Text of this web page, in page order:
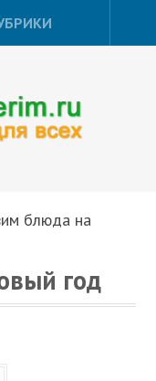
блюда на
год